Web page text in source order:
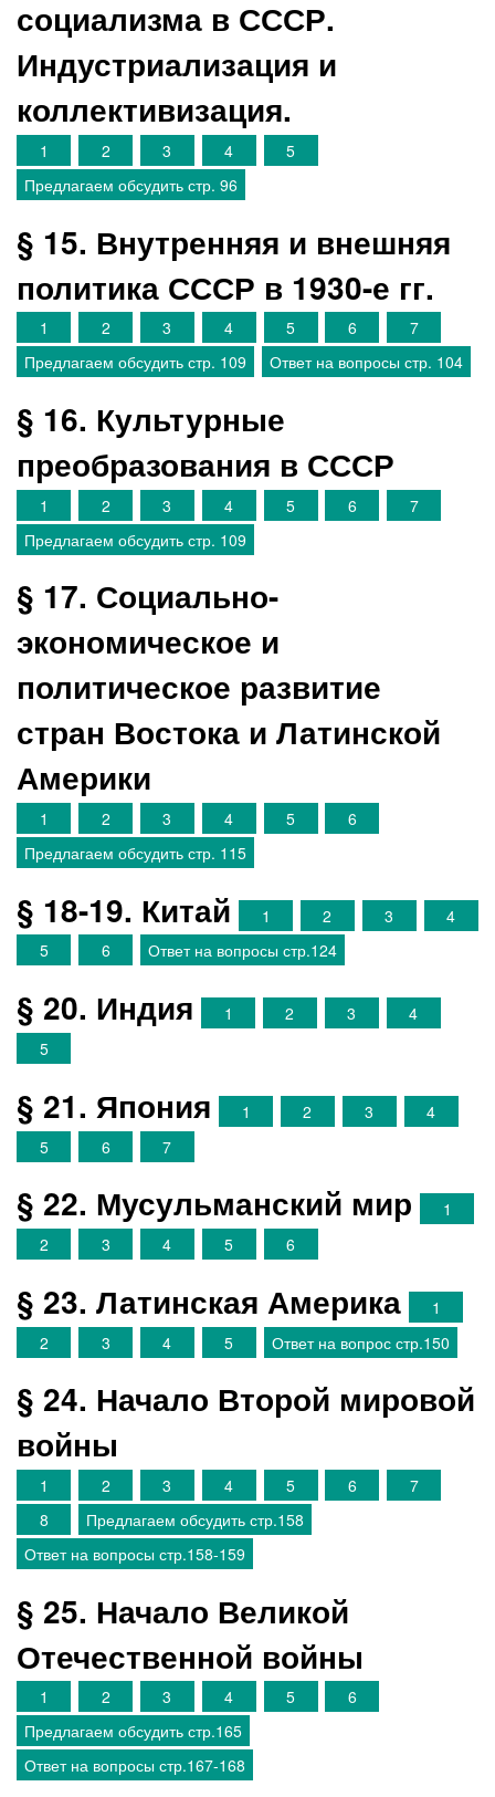
социализма в СССР.
Индустриализация и
коллективизация.
1 2 3 4
5
Предлагаем обсудить стр. 96
§ 15. Внутренняя и внешняя
политика СССР в 1930-е гг.
1 2 3 4 5 6
7
Предлагаем обсудить стр. 109
Ответ на вопросы стр. 104
§ 16. Культурные
преобразования в СССР
1 2 3 4 5 6
7
Предлагаем обсудить стр. 109
§ 17. Социально-
экономическое и
политическое развитие
стран Востока и Латинской
Америки
1 2 3 4 5
6
Предлагаем обсудить стр. 115
§ 18-19. Китай 1 2 3
4
5
6 Ответ на вопросы стр.124
§ 20. Индия 1 2 3
4
5
§ 21. Япония 1 2 3
4
5
6 7
§ 22. Мусульманский мир
1
2
3 4 5 6
§ 23. Латинская Америка
1
2
3 4 5 Ответ на вопрос стр.150
§ 24. Начало Второй мировой
войны
1 2 3 4 5 6
7
8
Предлагаем обсудить стр.158
Ответ на вопросы стр.158-159
§ 25. Начало Великой
Отечественной войны
1 2 3 4 5
6
Предлагаем обсудить стр.165
Ответ на вопросы стр.167-168